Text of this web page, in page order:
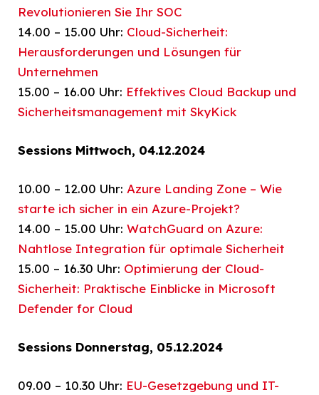
Revolutionieren Sie Ihr SOC
14.00 – 15.00 Uhr: Cloud-Sicherheit:
Herausforderungen und Lösungen für
Unternehmen
15.00 – 16.00 Uhr: Effektives Cloud Backup und
Sicherheitsmanagement mit SkyKick
Sessions Mittwoch, 04.12.2024
10.00 – 12.00 Uhr: Azure Landing Zone – Wie
starte ich sicher in ein Azure-Projekt?
14.00 – 15.00 Uhr: WatchGuard on Azure:
Nahtlose Integration für optimale Sicherheit
15.00 – 16.30 Uhr: Optimierung der Cloud-
Sicherheit: Praktische Einblicke in Microsoft
Defender for Cloud
Sessions Donnerstag, 05.12.2024
09.00 – 10.30 Uhr: EU-Gesetzgebung und IT-